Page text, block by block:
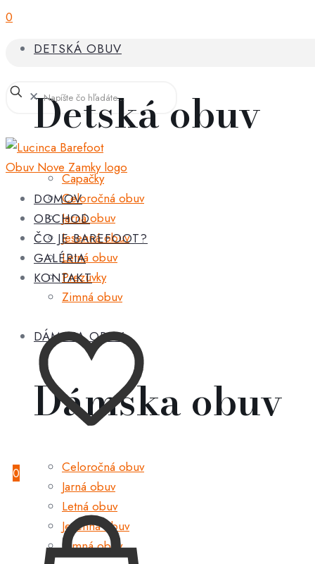
0
DETSKÁ OBUV
Detská obuv
Capačky
Celoročná obuv
Jarná obuv
Jesenná obuv
Letná obuv
Prezuvky
Zimná obuv
DÁMSKA OBUV
Dámska obuv
Celoročná obuv
Jarná obuv
Letná obuv
Jesenná obuv
Zimná obuv
✕
DOMOV
OBCHOD
ČO JE BAREFOOT?
GALÉRIA
KONTAKT
0